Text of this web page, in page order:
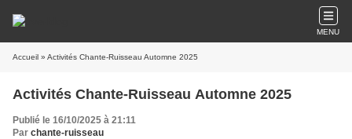
MENU
Accueil » Activités Chante-Ruisseau Automne 2025
Activités Chante-Ruisseau Automne 2025
Publié le 16/10/2025 à 21:11
Par chante-ruisseau